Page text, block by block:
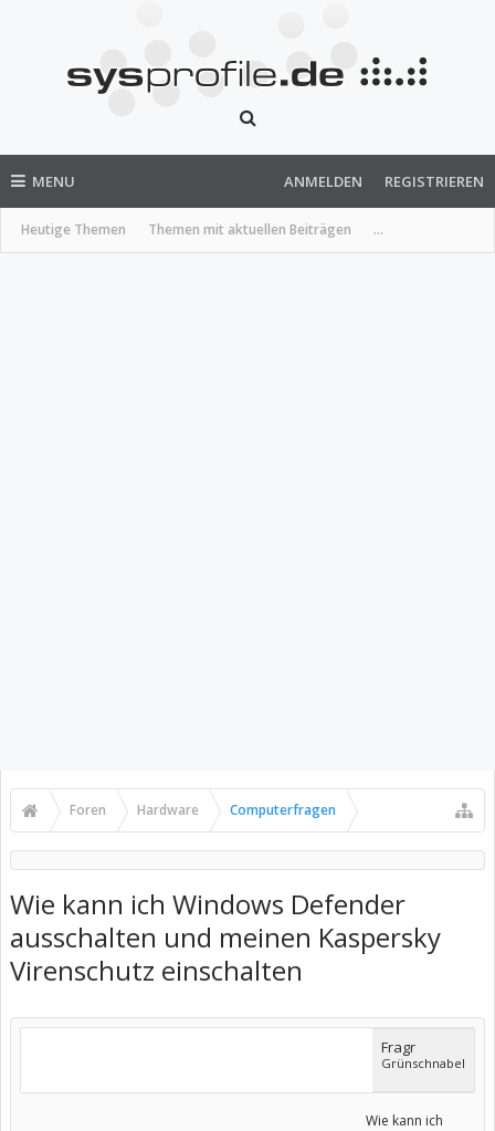
MENU
Heutige Themen Themen mit aktuellen Beiträgen ...
ANMELDEN REGISTRIEREN
Foren Hardware Computerfragen
Wie kann ich Windows Defender
ausschalten und meinen Kaspersky
Virenschutz einschalten
Fragr
Grünschnabel
Wie kann ich